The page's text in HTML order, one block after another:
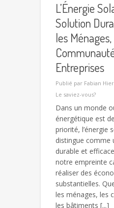
L’Énergie
Solution
les
Entreprises
Publié par Fabian
Le saviez-vous?
Dans un monde
énergétique est
priorité, l’énergie
distingue comme
durable et
notre empreinte
réaliser des
substantielles.
les ménages, les
les bâtiments [...]